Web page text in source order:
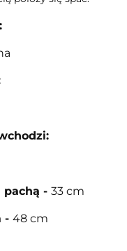
:
pachą - 33 cm
- 48 cm